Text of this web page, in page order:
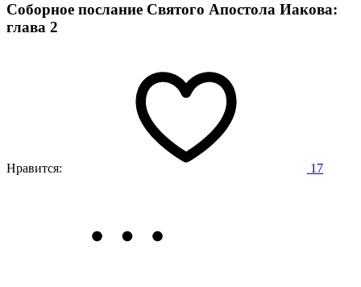
Соборное послание Святого Апостола Иакова:
глава 2
Нравится: 17